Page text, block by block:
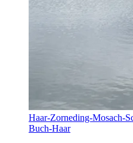
Haar-Zorneding-Mosach-
Buch-Haar